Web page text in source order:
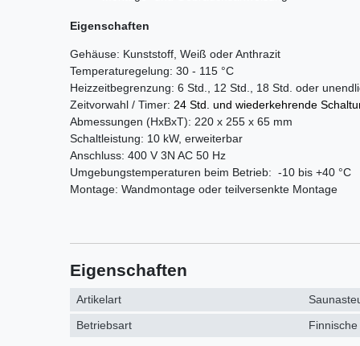
Eigenschaften
Gehäuse: Kunststoff, Weiß oder Anthrazit
Temperaturegelung: 30 - 115 °C
Heizzeitbegrenzung: 6 Std., 12 Std., 18 Std. oder
Zeitvorwahl / Timer: 24 Std. und wiederkehrende
Abmessungen (HxBxT): 220 x 255 x 65 mm
Schaltleistung: 10 kW, erweiterbar
Anschluss: 400 V 3N AC 50 Hz
Umgebungstemperaturen beim Betrieb: -10 bis +40 °C
Montage: Wandmontage oder teilversenkte Montage
Eigenschaften
Artikelart
Betriebsart